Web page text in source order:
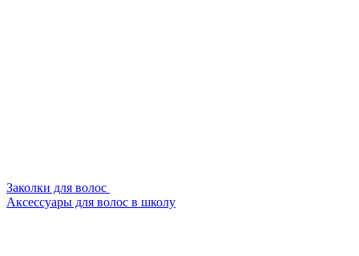
Заколки для волос
Аксессуары для волос в школу